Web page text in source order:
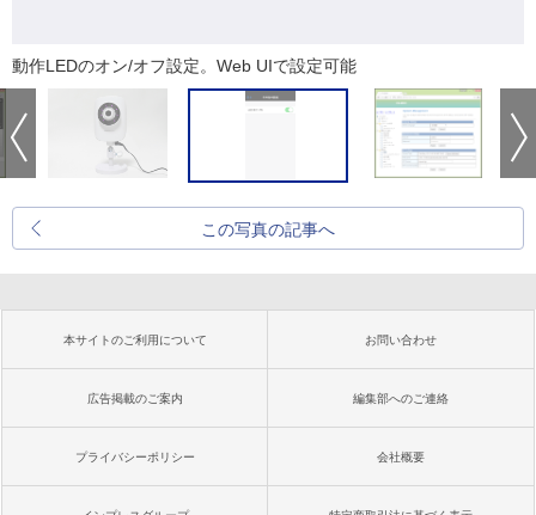
動作LEDのオン/オフ設定。Web UIで設定可能
この写真の記事へ
本サイトのご利用について お問い合わせ
広告掲載のご案内 編集部へのご連絡
プライバシーポリシー 会社概要